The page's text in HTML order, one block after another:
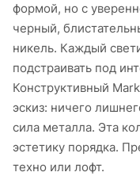
формой, но с
черный,
никель. Каждый
подстраивать под
Конструктивный
эскиз: ничего
сила металла. Эта
эстетику порядка.
техно или лофт.